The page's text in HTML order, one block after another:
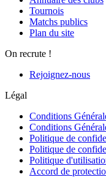
Tournois
Matchs publics
Plan du site
On recrute !
Rejoignez-nous
Légal
Conditions
Conditions
Politique de
Politique de
Politique
Accord de